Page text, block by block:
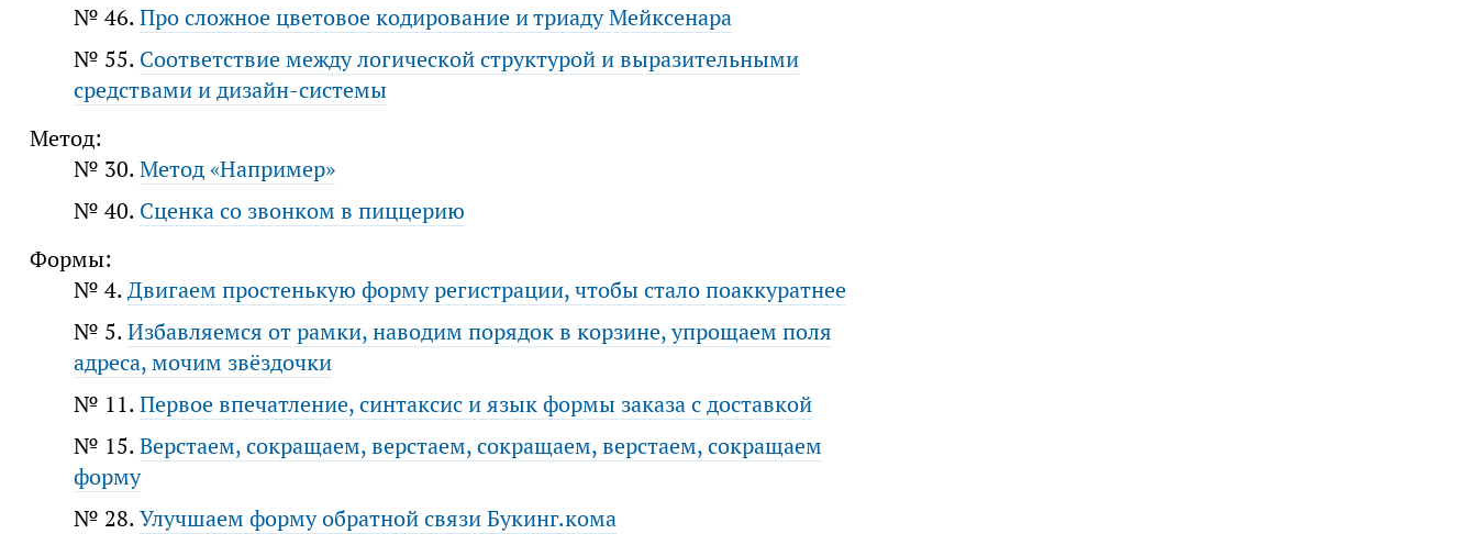
№ 46.Про сложное цветовое кодирование и триаду Мейксенара
№ 55. Соответствие между логической структурой и выразительными
средствами и дизайн-системы
Метод:
№ 30.Метод «Например»
№ 40. Сценка со звонком в пиццерию
Формы:
№ 4.Двигаем простенькую форму регистрации, чтобы стало поаккуратнее
№ 5.Избавляемся от рамки, наводим порядок в корзине, упрощаем поля
адреса, мочим звёздочки
№ 11.Первое впечатление, синтаксис и язык формы заказа с доставкой
№ 15.Верстаем, сокращаем, верстаем, сокращаем, верстаем, сокращаем
форму
№ 28.Улучшаем форму обратной связи Букинг.кома